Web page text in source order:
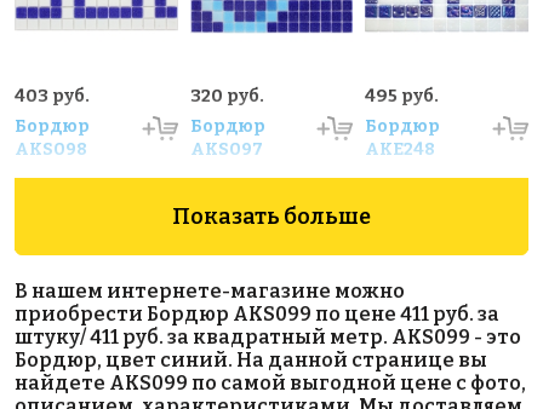
403 руб.
Бордюр
AKS098
320 руб.
Бордюр
AKS097
495 руб.
Бордюр
AKE248
Показать больше
В нашем интернете-магазине можно
приобрести Бордюр AKS099 по цене 411 руб. за
штуку/ 411 руб. за квадратный метр. AKS099 - это
Бордюр, цвет синий. На данной странице вы
найдете AKS099 по самой выгодной цене с фото,